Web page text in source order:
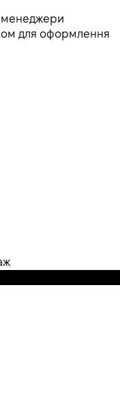
менеджери
для оформлення